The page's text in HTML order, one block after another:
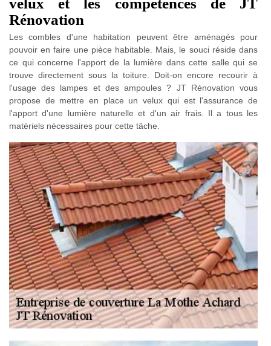
Rénovation
Les combles d'une habitation peuvent être aménagés pour
pouvoir en faire une pièce habitable. Mais, le souci réside dans
ce qui concerne l'apport de la lumière dans cette salle qui se
trouve directement sous la toiture. Doit-on encore recourir à
l'usage des lampes et des ampoules ? JT Rénovation vous
propose de mettre en place un velux qui est l'assurance de
l'apport d'une lumière naturelle et d'un air frais. Il a tous les
matériels nécessaires pour cette tâche.